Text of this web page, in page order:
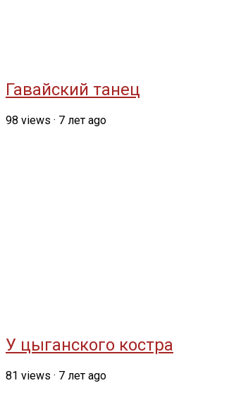
Гавайский танец
98 views · 7 лет ago
У цыганского костра
81 views · 7 лет ago